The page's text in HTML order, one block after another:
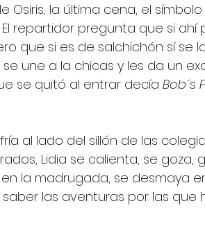
la última cena, el
repartidor pregunta que si ahí
que si es de salchichón sí se
une a la chicas y les da un
se quitó al entrar decía Bob´s
al lado del sillón de las
Lidia se calienta, se goza,
la madrugada, se desmaya
las aventuras por las que